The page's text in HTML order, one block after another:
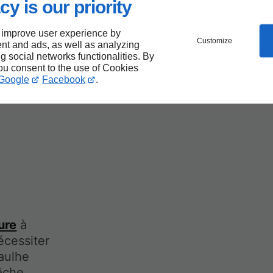
is our priority
user experience by
and ads, as well as analyzing
social networks functionalities. By
consent to the use of Cookies
Facebook .
Customize
à